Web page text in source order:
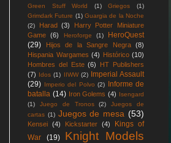
Green Stuff World (1) Griegos
(1)
Grimdark Future (1) Guargia de la Noche
(2)
Harad (3)
Harry Potter Miniature
Game
(6) Heroforge (1)
HeroQuest
(29)
Hijos de la Sangre Negra
(8)
Hispania Wargames (4) Histórico (10)
Hombres del Este (6)
HT Publishers
(7) Idos (1) IIWW (2)
Imperial Assault
(29) Imperio del Polvo (2)
Informe de
batalla (14) Iron Golems (4) Isengard
(1)
Juego de Tronos (2)
Juegos de
cartas (1) Juegos de mesa (53)
Kensei (4) Kickstarter (4)
Kings of
War
(19)
Knight Models